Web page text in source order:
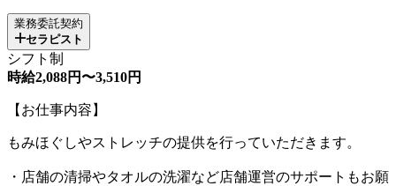
業務委託契約
セラピスト
シフト制
時給2,088円〜3,510円
【お仕事内容】
もみほぐしやストレッチの提供を行っていただきます。
・店舗の清掃やタオルの洗濯など店舗運営のサポートもお願